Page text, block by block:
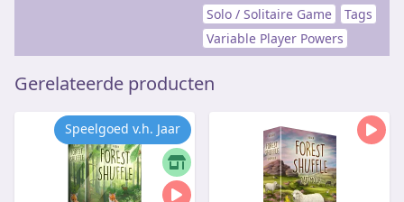
Solo / Solitaire Game
Tags
Variable Player Powers
Gerelateerde producten
Speelgoed v.h. Jaar